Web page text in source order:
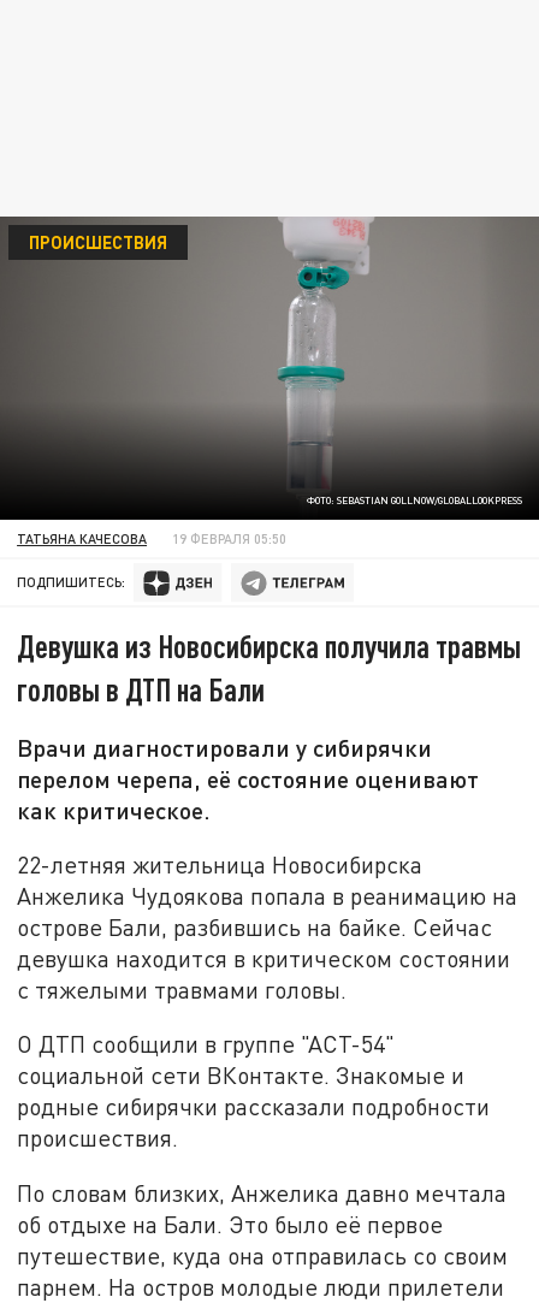
ФОТО: SEBASTIAN GOLLNOW/GLOBALLOOKPRESS
ПРОИСШЕСТВИЯ
ТАТЬЯНА КАЧЕСОВА 19 ФЕВРАЛЯ 05:50
ПОДПИШИТЕСЬ:
Девушка из Новосибирска получила травмы
головы в ДТП на Бали
Врачи диагностировали у сибирячки
перелом черепа, её состояние оценивают
как критическое.
22-летняя жительница Новосибирска
Анжелика Чудоякова попала в реанимацию на
острове Бали, разбившись на байке. Сейчас
девушка находится в критическом состоянии
с тяжелыми травмами головы.
О ДТП сообщили в группе "АСТ-54"
социальной сети ВКонтакте. Знакомые и
родные сибирячки рассказали подробности
происшествия.
По словам близких, Анжелика давно мечтала
об отдыхе на Бали. Это было её первое
путешествие, куда она отправилась со своим
парнем. На остров молодые люди прилетели